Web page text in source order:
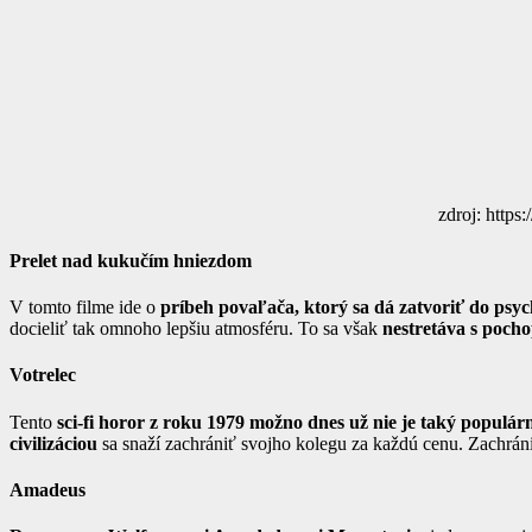
zdroj:
Prelet nad kukučím hniezdom
V tomto filme ide o príbeh povaľača, ktorý sa dá zatvoriť do
docieliť tak omnoho lepšiu atmosféru. To sa však nestretáva s
Votrelec
Tento sci-fi horor z roku 1979 možno dnes už nie je taký
civilizáciou sa snaží zachrániť svojho kolegu za každú cenu.
Amadeus